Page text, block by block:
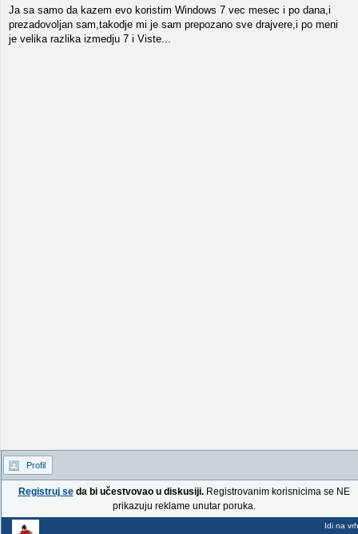
Ja sa samo da kazem evo koristim Windows 7 vec mesec i po dana,i
prezadovoljan sam,takodje mi je sam prepozano sve drajvere,i po meni
je velika razlika izmedju 7 i Viste...
Profil
Registruj seda bi učestvovao u diskusiji.Registrovanim korisnicima se NE
prikazuju reklame unutar poruka.
Idi na vrh